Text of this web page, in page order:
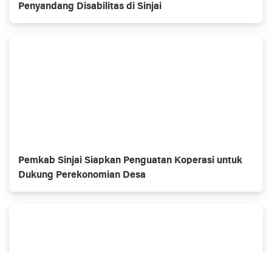
Penyandang Disabilitas di Sinjai
Pemkab Sinjai Siapkan Penguatan Koperasi untuk
Dukung Perekonomian Desa